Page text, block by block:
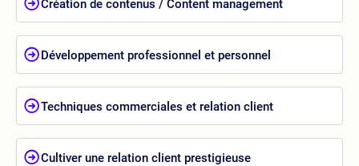
Création de contenus / Content management
Développement professionnel et personnel
Techniques commerciales et relation client
Cultiver une relation client prestigieuse